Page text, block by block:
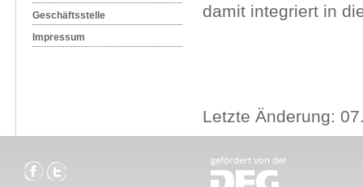
Geschäftsstelle
Impressum
damit integriert in
Letzte Änderung: